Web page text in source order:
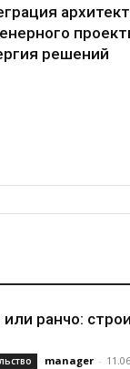
решений
ранчо:
manager -